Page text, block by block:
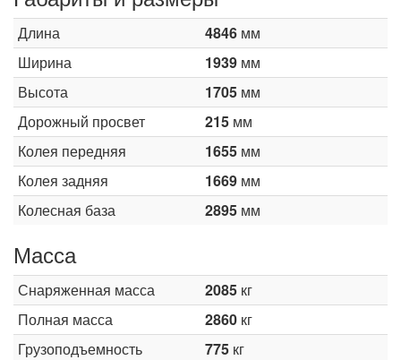
Длина 4846 мм
Ширина
1939 мм
Высота
1705 мм
Дорожный просвет
215 мм
Колея передняя
1655 мм
Колея задняя
1669 мм
Колесная база
2895 мм
Масса
Снаряженная масса 2085 кг
Полная масса
2860 кг
Грузоподъемность
775 кг